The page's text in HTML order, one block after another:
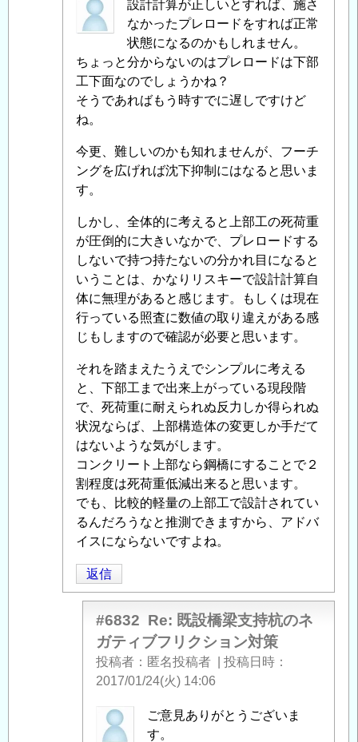
」
匿
名
稿
者
に
よ
「 Re:
既
設
橋
梁
支
持
杭
の
ネ
テ
ィ
ブ
フ
リ
ク
シ
ョ
ン
対
へ
の
設計計算が正しいとすれば、施さ
なかったプレロードをすれば正常
状態になるのかもしれません。
ちょっと分からないのはプレロードは下部
工下面なのでしょうかね？
そうであればもう時すでに遅しですけど
ね。
今更、難しいのかも知れませんが、フーチ
ングを広げれば沈下抑制にはなると思いま
す。
しかし、全体的に考えると上部工の死荷重
が圧倒的に大きいなかで、プレロードする
しないで持つ持たないの分かれ目になると
いうことは、かなりリスキーで設計計算自
体に無理があると感じます。もしくは現在
行っている照査に数値の取り違えがある感
じもしますので確認が必要と思います。
それを踏まえたうえでシンプルに考える
と、下部工まで出来上がっている現段階
で、死荷重に耐えられぬ反力しか得られぬ
状況ならば、上部構造体の変更しか手だて
はないような気がします。
コンクリート上部なら鋼橋にすることで２
割程度は死荷重低減出来ると思います。
でも、比較的軽量の上部工で設計されてい
るんだろうなと推測できますから、アドバ
イスにならないですよね。
返信
#6832 Re: 既設橋梁支持杭のネ
ガティブフリクション対策
投稿者 匿名投稿者
投稿日時
2017/01/24(火) 14:06
匿
名
ご意見ありがとうございま
す。